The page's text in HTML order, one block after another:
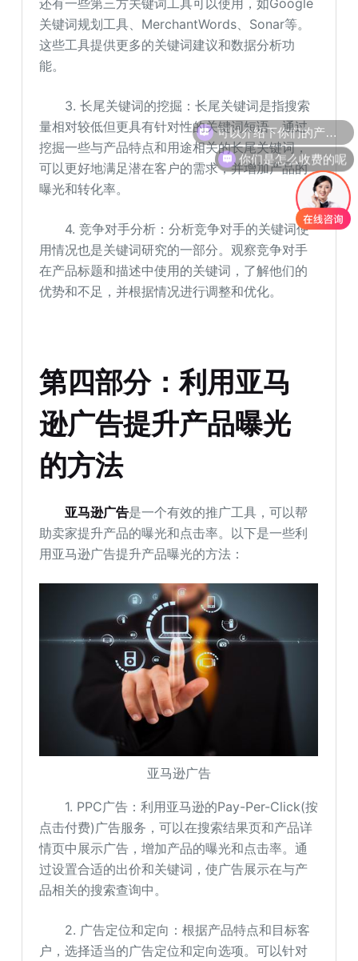
关键词规划工具、MerchantWords、Sonar等。
这些工具提供更多的关键词建议和数据分析功
能。
3. 长尾关键词的挖掘：长尾关键词是指搜索
量相对较低但更具有针对性的关键词短语。通过
挖掘一些与产品特点和用途相关的长尾关键词，
可以更好地满足潜在客户的需求，并增加产品的
曝光和转化率。
4. 竞争对手分析：分析竞争对手的关键词使
用情况也是关键词研究的一部分。观察竞争对手
在产品标题和描述中使用的关键词，了解他们的
优势和不足，并根据情况进行调整和优化。
第四部分：利用亚马
逊广告提升产品曝光
的方法
亚马逊广告是一个有效的推广工具，可以帮
助卖家提升产品的曝光和点击率。以下是一些利
用亚马逊广告提升产品曝光的方法：
亚马逊广告
1. PPC广告：利用亚马逊的Pay-Per-Click(按
点击付费)广告服务，可以在搜索结果页和产品详
情页中展示广告，增加产品的曝光和点击率。通
过设置合适的出价和关键词，使广告展示在与产
品相关的搜索查询中。
2. 广告定位和定向：根据产品特点和目标客
户，选择适当的广告定位和定向选项。可以针对
可以介绍下你们的产品么
你们是怎么收费的呢